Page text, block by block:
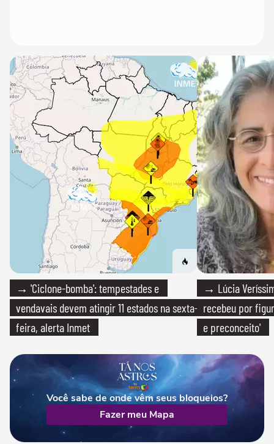
→ 'Ciclone-bomba': tempestades e
vendavais devem atingir 11 estados na sexta-
feira, alerta Inmet
→ Lúcia
recebeu por
e preconceito'
Você sabe de onde vêm seus bloqueios?
Fazer meu Mapa